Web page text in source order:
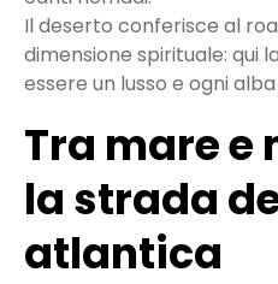
Il deserto conferisce al
dimensione spirituale: qui
essere un lusso e ogni
Tra mare e
la strada
atlantica